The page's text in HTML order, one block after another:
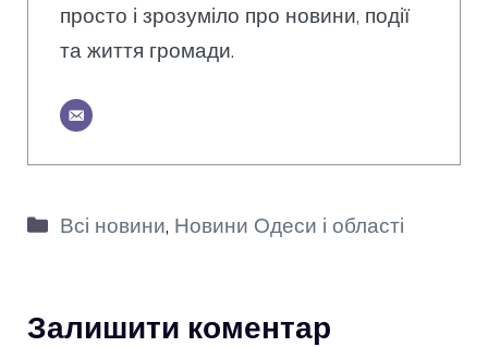
просто і зрозуміло про новини, події
та життя громади.
Категорії
Всі новини, Новини Одеси і області
Залишити коментар